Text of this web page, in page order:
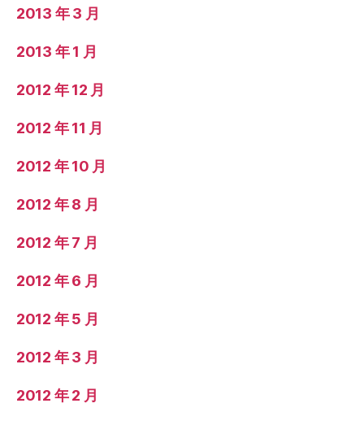
2013 年 3 月
2013 年 1 月
2012 年 12 月
2012 年 11 月
2012 年 10 月
2012 年 8 月
2012 年 7 月
2012 年 6 月
2012 年 5 月
2012 年 3 月
2012 年 2 月